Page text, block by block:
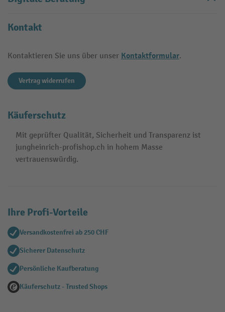
Kontakt
Kontaktieren Sie uns über unser Kontaktformular.
Vertrag widerrufen
Käuferschutz
Mit geprüfter Qualität, Sicherheit und Transparenz ist
jungheinrich-profishop.ch in hohem Masse
vertrauenswürdig.
Ihre Profi-Vorteile
Versandkostenfrei ab 250 CHF
Sicherer Datenschutz
Persönliche Kaufberatung
Käuferschutz - Trusted Shops